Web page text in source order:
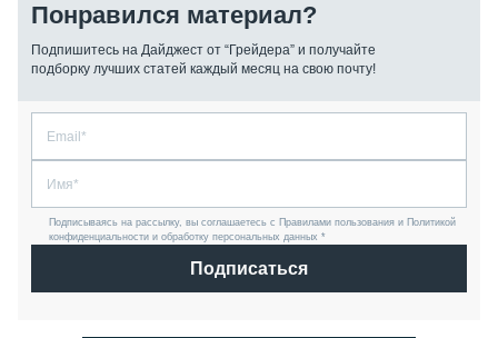
Понравился материал?
Подпишитесь на Дайджест от “Грейдера” и получайте
подборку лучших статей каждый месяц на свою почту!
Подписываясь на рассылку, вы соглашаетесь с Правилами пользования и Политикой
конфиденциальности и обработку персональных данных *
Подписаться